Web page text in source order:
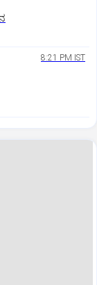
8:21 PM IST